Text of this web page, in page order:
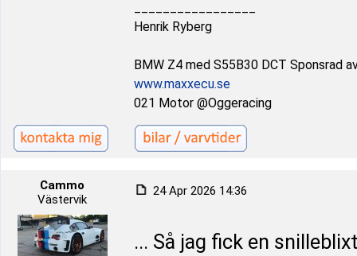
Henrik Ryberg
BMW Z4 med S55B30 DCT Sponsrad
www.maxxecu.se
021 Motor @Oggeracing
Cammo
Västervik
24 Apr 2026 14:36
... Så jag fick en